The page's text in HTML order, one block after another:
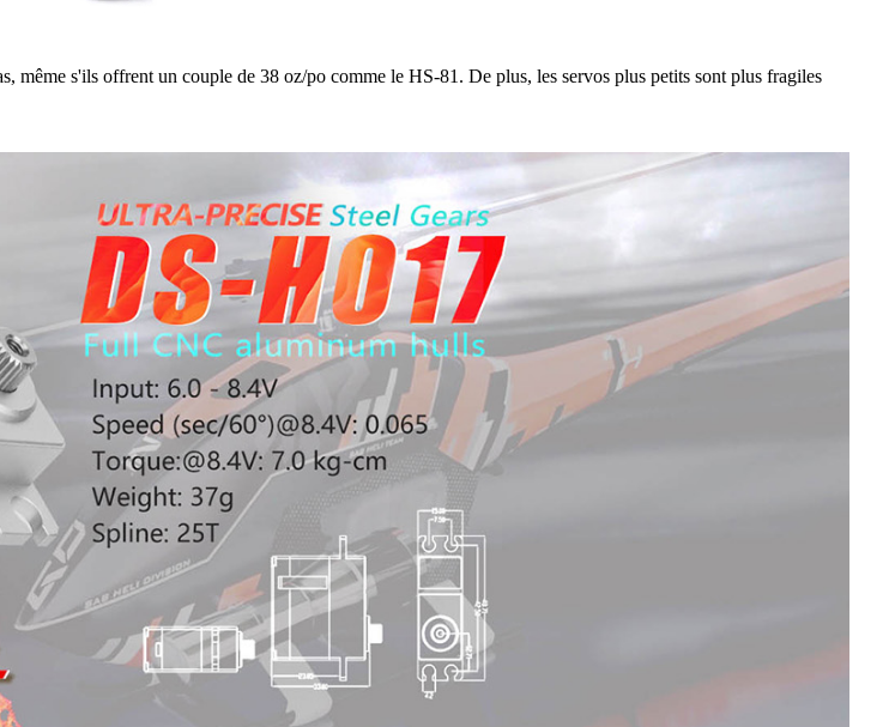
même s'ils offrent un couple de 38 oz/po comme le HS-81. De plus, les servos plus petits sont plus fragiles